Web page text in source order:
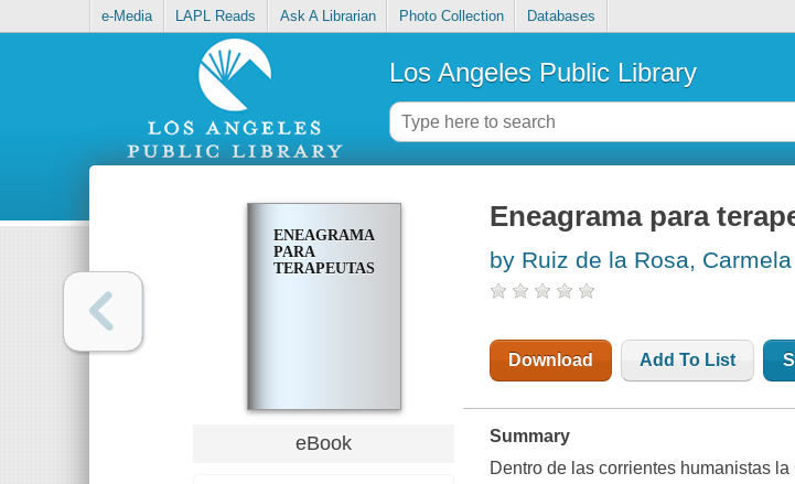
e-Media LAPL Reads Ask A Librarian Photo Collection Databases
Los Angeles Public Library
ENEAGRAMA
PARA
TERAPEUTAS
eBook
Eneagrama para
by Ruiz de la Rosa, Carmela
Download Add To List
Summary
Dentro de las corrientes humanistas